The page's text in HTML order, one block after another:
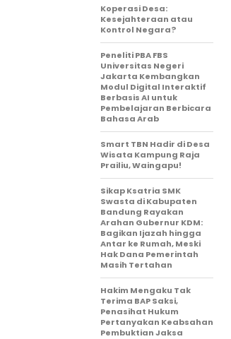
Koperasi Desa:
Kesejahteraan atau
Kontrol Negara?
Peneliti PBA FBS
Universitas Negeri
Jakarta Kembangkan
Modul Digital Interaktif
Berbasis AI untuk
Pembelajaran Berbicara
Bahasa Arab
Smart TBN Hadir di Desa
Wisata Kampung Raja
Prailiu, Waingapu!
Sikap Ksatria SMK
Swasta di Kabupaten
Bandung Rayakan
Arahan Gubernur KDM:
Bagikan Ijazah hingga
Antar ke Rumah, Meski
Hak Dana Pemerintah
Masih Tertahan
Hakim Mengaku Tak
Terima BAP Saksi,
Penasihat Hukum
Pertanyakan Keabsahan
Pembuktian Jaksa